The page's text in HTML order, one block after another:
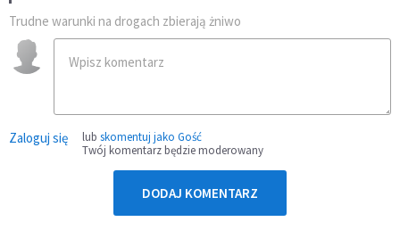
Trudne warunki na drogach zbierają żniwo
Zaloguj się lub skomentuj jako Gość
Twój komentarz będzie moderowany
DODAJ KOMENTARZ